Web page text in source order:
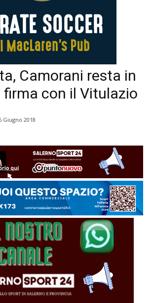
Camorani resta in
con il Vitulazio
Giugno 2018